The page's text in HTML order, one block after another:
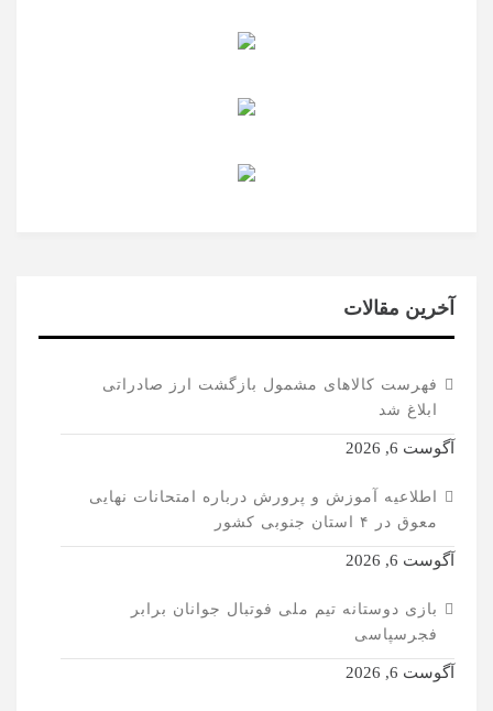
آخرین مقالات
فهرست کالاهای مشمول بازگشت ارز صادراتی
ابلاغ شد
آگوست 6, 2026
اطلاعیه آموزش و پرورش درباره امتحانات نهایی
معوق در ۴ استان جنوبی کشور
آگوست 6, 2026
بازی دوستانه تیم ملی فوتبال جوانان برابر
فجرسپاسی
آگوست 6, 2026